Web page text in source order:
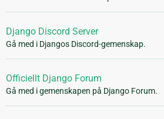
Django Discord Server
Gå med i Djangos Discord-gemenskap.
Officiellt Django Forum
Gå med i gemenskapen på Django Forum.